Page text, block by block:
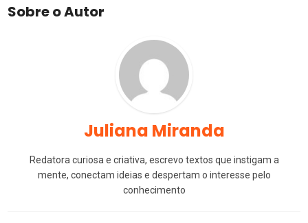
Sobre o Autor
Juliana Miranda
Redatora curiosa e criativa, escrevo textos que instigam a
mente, conectam ideias e despertam o interesse pelo
conhecimento